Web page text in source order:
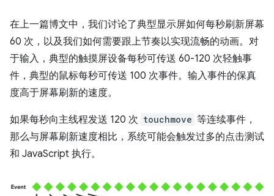
在上一篇博文中，我们讨论了典型显示屏如何每秒刷新屏幕
60 次，以及我们如何需要跟上节奏以实现流畅的动画。对
于输入，典型的触摸屏设备每秒可传送 60-120 次轻触事
件，典型的鼠标每秒可传送 100 次事件。输入事件的保真
度高于屏幕刷新的速度。
如果每秒向主线程发送 120 次 touchmove 等连续事件，
那么与屏幕刷新速度相比，系统可能会触发过多的点击测试
和 JavaScript 执行。